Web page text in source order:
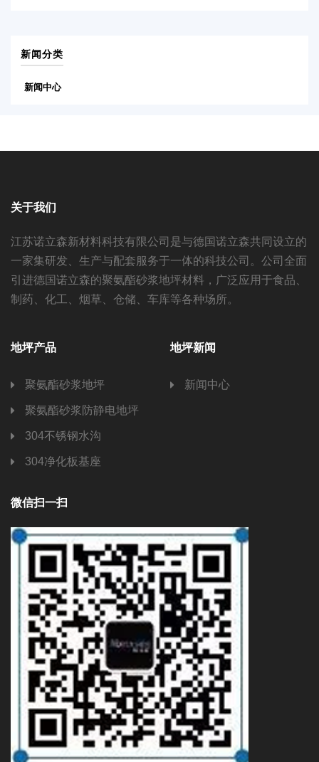
新闻分类
新闻中心
关于我们
江苏诺立森新材料科技有限公司是与德国诺立森共同设立的
一家集研发、生产与配套服务于一体的科技公司。公司全面
引进德国诺立森的聚氨酯砂浆地坪材料，广泛应用于食品、
制药、化工、烟草、仓储、车库等各种场所。
地坪产品
聚氨酯砂浆地坪
聚氨酯砂浆防静电地坪
304不锈钢水沟
304净化板基座
地坪新闻
新闻中心
微信扫一扫